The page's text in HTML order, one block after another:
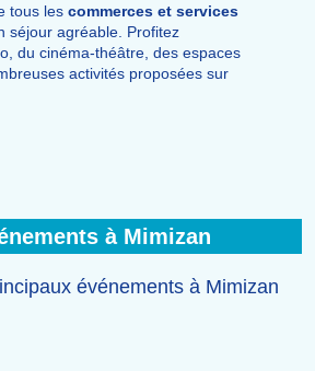
tous les commerces et services
séjour agréable. Profitez
du cinéma-théâtre, des espaces
activités proposées sur
à Mimizan
événements à Mimizan